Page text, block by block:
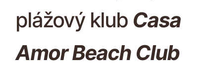
plážový klub Casa
Amor Beach Club